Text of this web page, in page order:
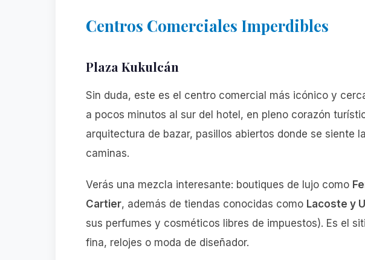
Centros Comerciales Imperdibles
Plaza Kukulcán
Sin duda, este es el centro comercial más icónico y
a pocos minutos al sur del hotel, en pleno corazón
arquitectura de bazar, pasillos abiertos donde se siente
caminas.
Verás una mezcla interesante: boutiques de lujo como
Cartier, además de tiendas conocidas como Lacoste y
sus perfumes y cosméticos libres de impuestos). Es el
fina, relojes o moda de diseñador.